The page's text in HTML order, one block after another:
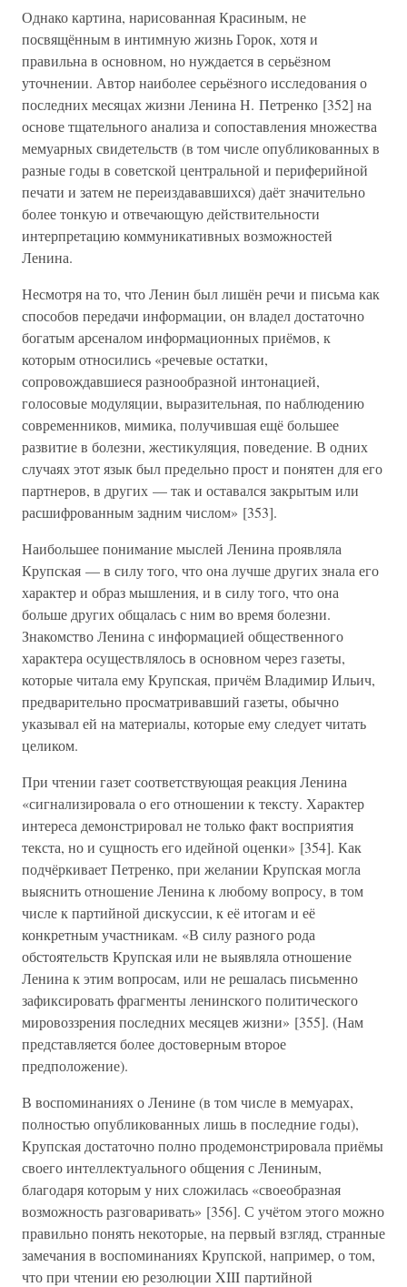
Однако картина, нарисованная Красиным, не
посвящённым в интимную жизнь Горок, хотя и
правильна в основном, но нуждается в серьёзном
уточнении. Автор наиболее серьёзного исследования о
последних месяцах жизни Ленина Н. Петренко [352] на
основе тщательного анализа и сопоставления множества
мемуарных свидетельств (в том числе опубликованных в
разные годы в советской центральной и периферийной
печати и затем не переиздававшихся) даёт значительно
более тонкую и отвечающую действительности
интерпретацию коммуникативных возможностей
Ленина.
Несмотря на то, что Ленин был лишён речи и письма как
способов передачи информации, он владел достаточно
богатым арсеналом информационных приёмов, к
которым относились «речевые остатки,
сопровождавшиеся разнообразной интонацией,
голосовые модуляции, выразительная, по наблюдению
современников, мимика, получившая ещё большее
развитие в болезни, жестикуляция, поведение. В одних
случаях этот язык был предельно прост и понятен для его
партнеров, в других — так и оставался закрытым или
расшифрованным задним числом» [353].
Наибольшее понимание мыслей Ленина проявляла
Крупская — в силу того, что она лучше других знала его
характер и образ мышления, и в силу того, что она
больше других общалась с ним во время болезни.
Знакомство Ленина с информацией общественного
характера осуществлялось в основном через газеты,
которые читала ему Крупская, причём Владимир Ильич,
предварительно просматривавший газеты, обычно
указывал ей на материалы, которые ему следует читать
целиком.
При чтении газет соответствующая реакция Ленина
«сигнализировала о его отношении к тексту. Характер
интереса демонстрировал не только факт восприятия
текста, но и сущность его идейной оценки» [354]. Как
подчёркивает Петренко, при желании Крупская могла
выяснить отношение Ленина к любому вопросу, в том
числе к партийной дискуссии, к её итогам и её
конкретным участникам. «В силу разного рода
обстоятельств Крупская или не выявляла отношение
Ленина к этим вопросам, или не решалась письменно
зафиксировать фрагменты ленинского политического
мировоззрения последних месяцев жизни» [355]. (Нам
представляется более достоверным второе
предположение).
В воспоминаниях о Ленине (в том числе в мемуарах,
полностью опубликованных лишь в последние годы),
Крупская достаточно полно продемонстрировала приёмы
своего интеллектуального общения с Лениным,
благодаря которым у них сложилась «своеобразная
возможность разговаривать» [356]. С учётом этого можно
правильно понять некоторые, на первый взгляд, странные
замечания в воспоминаниях Крупской, например, о том,
что при чтении ею резолюции XIII партийной